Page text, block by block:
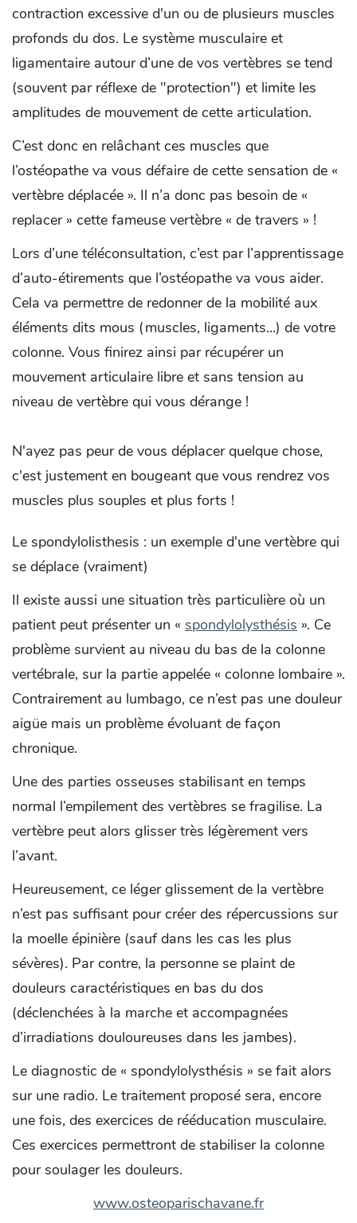
contraction excessive d'un ou de plusieurs muscles
profonds du dos. Le système musculaire et
ligamentaire autour d’une de vos vertèbres se tend
(souvent par réflexe de "protection") et limite les
amplitudes de mouvement de cette articulation.
C’est donc en relâchant ces muscles que
l’ostéopathe va vous défaire de cette sensation de «
vertèbre déplacée ». Il n’a donc pas besoin de «
replacer » cette fameuse vertèbre « de travers » !
Lors d’une téléconsultation, c’est par l’apprentissage
d’auto-étirements que l’ostéopathe va vous aider.
Cela va permettre de redonner de la mobilité aux
éléments dits mous (muscles, ligaments…) de votre
colonne. Vous finirez ainsi par récupérer un
mouvement articulaire libre et sans tension au
niveau de vertèbre qui vous dérange !
N'ayez pas peur de vous déplacer quelque chose,
c'est justement en bougeant que vous rendrez vos
muscles plus souples et plus forts !
Le spondylolisthesis : un exemple d'une vertèbre qui
se déplace (vraiment)
Il existe aussi une situation très particulière où un
patient peut présenter un « spondylolysthésis ». Ce
problème survient au niveau du bas de la colonne
vertébrale, sur la partie appelée « colonne lombaire ».
Contrairement au lumbago, ce n’est pas une douleur
aigüe mais un problème évoluant de façon
chronique.
Une des parties osseuses stabilisant en temps
normal l’empilement des vertèbres se fragilise. La
vertèbre peut alors glisser très légèrement vers
l’avant.
Heureusement, ce léger glissement de la vertèbre
n’est pas suffisant pour créer des répercussions sur
la moelle épinière (sauf dans les cas les plus
sévères). Par contre, la personne se plaint de
douleurs caractéristiques en bas du dos
(déclenchées à la marche et accompagnées
d’irradiations douloureuses dans les jambes).
Le diagnostic de « spondylolysthésis » se fait alors
sur une radio. Le traitement proposé sera, encore
une fois, des exercices de rééducation musculaire.
Ces exercices permettront de stabiliser la colonne
pour soulager les douleurs.
www.osteoparischavane.fr